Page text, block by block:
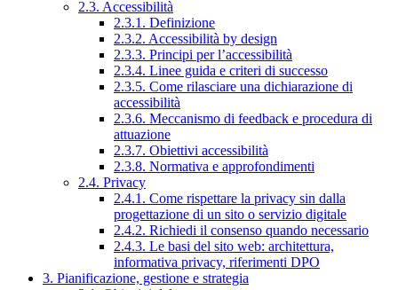
2.3. Accessibilità
2.3.1. Definizione
2.3.2. Accessibilità by design
2.3.3. Principi per l’accessibilità
2.3.4. Linee guida e criteri di successo
2.3.5. Come rilasciare una dichiarazione di
accessibilità
2.3.6. Meccanismo di feedback e procedura di
attuazione
2.3.7. Obiettivi accessibilità
2.3.8. Normativa e approfondimenti
2.4. Privacy
2.4.1. Come rispettare la privacy sin dalla
progettazione di un sito o servizio digitale
2.4.2. Richiedi il consenso quando necessario
2.4.3. Le basi del sito web: architettura,
informativa privacy, riferimenti DPO
3. Pianificazione, gestione e strategia